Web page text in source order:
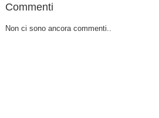
Commenti
Non ci sono ancora commenti..